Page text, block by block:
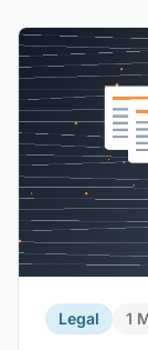
Legal 1